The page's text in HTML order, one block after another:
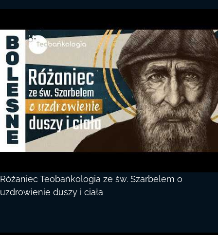
Różaniec Teobańkologia ze św. Szarbelem o
uzdrowienie duszy i ciała